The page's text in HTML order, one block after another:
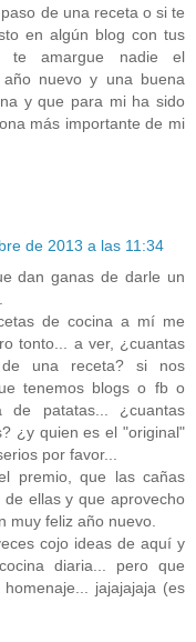
de una receta o si te
en algún blog con tus
te amargue nadie el
nuevo y una buena
y que para mi ha sido
más importante de mi
de 2013 a las 11:34
dan ganas de darle un
de cocina a mí me
tonto... a ver, ¿cuantas
de una receta? si nos
tenemos blogs o fb o
patatas... ¿cuantas
¿y quien es el "original"
por favor...
premio, que las cañas
ellas y que aprovecho
muy feliz año nuevo.
cojo ideas de aquí y
diaria... pero que
jajajajaja (es